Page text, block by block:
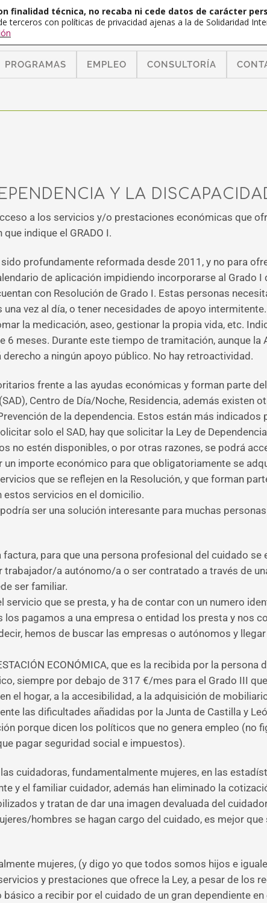
PROGRAMAS EMPLEO CONSULTORÍA
Y LA
a los servicios y/o prestaciones económicas que
indique el GRADO I.
sido profundamente reformada desde 2011, y no para
de aplicación impidiendo incorporarse al Grado
con Resolución de Grado I. Estas personas
vez al día, o tener necesidades de apoyo
la medicación, aseo, gestionar la propia vida, etc.
6 meses. Durante este tiempo de tramitación, aunque
a ningún apoyo público. No hay retroactividad.
frente a las ayudas económicas y forman parte
Centro de Día/Noche, Residencia, además existen
de la dependencia. Estos están más indicados
solo el SAD, hay que solicitar la Ley de
no estén disponibles, o por otras razones, se podrá
un importe económico para que obligatoriamente se
que se reflejen en la Resolución, y que forman
estos servicios en el domicilio.
ser una solución interesante para muchas
para que una persona profesional del cuidado se
a autónomo/a o ser contratado a través de
ser familiar.
servicio que se presta, y ha de contar con un numero
pagamos a una empresa o entidad los presta y nos
hemos de buscar las empresas o autónomos y
ECONÓMICA, que es la recibida por la
siempre por debajo de 317 €/mes para el Grado III
el hogar, a la accesibilidad, a la adquisición de
las dificultades añadidas por la Junta de Castilla y
porque dicen los políticos que no genera empleo (no
pagar seguridad social e impuestos).
cuidadoras, fundamentalmente mujeres, en las
y el familiar cuidador, además han eliminado la
y tratan de dar una imagen devaluada del
hombres se hagan cargo del cuidado, es mejor
mujeres, (y digo yo que todos somos hijos e
y prestaciones que ofrece la Ley, a pesar de los
a recibir por el cuidado de un gran dependiente
finalidad técnica, no recaba ni cede datos de carácter
terceros con políticas de privacidad ajenas a la de Solidaridad